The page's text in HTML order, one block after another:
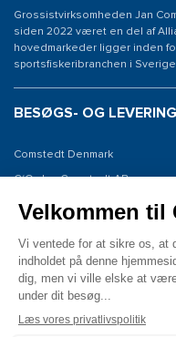
Grossistvirksomheden Jan
siden 2022 været en del af
hovedmarkeder ligger inden
sportsfiskeribranchen i
BESØGS- OG
Comstedt Denmark
C/O: Jan Comstedt AB
Niels Bohrsvej 7
Denmark
KONTAKT OS